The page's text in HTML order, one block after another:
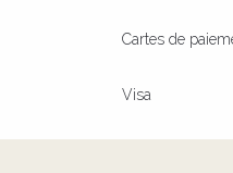
Cartes de
Visa